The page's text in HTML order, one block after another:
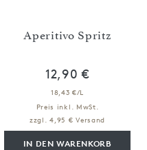
Aperitivo Spritz
12,90 €
18,43 €/L
Preis inkl. MwSt.
zzgl. 4,95 € Versand
IN DEN WARENKORB